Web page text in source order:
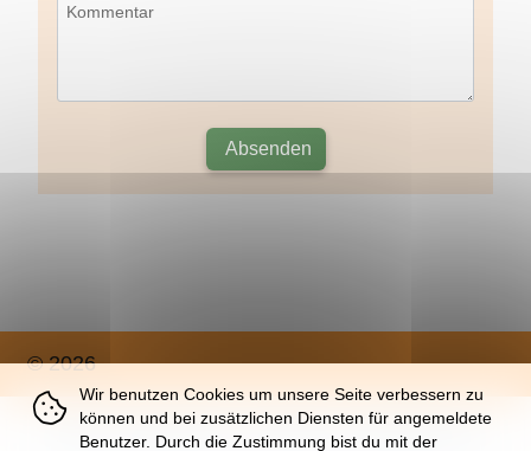
Kommentar
Absenden
© 2026
Über |Impressum|Nutzung|Datenschutz
Wir benutzen Cookies um unsere Seite verbessern zu
können und bei zusätzlichen Diensten für angemeldete
Benutzer. Durch die Zustimmung bist du mit der